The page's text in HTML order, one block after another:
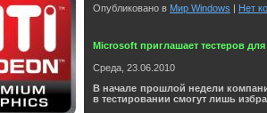
Опубликовано в Мир Windows Нет
Microsoft приглашает тестеров
Среда, 23.06.2010
В начале прошлой недели
в тестировании смогут лишь